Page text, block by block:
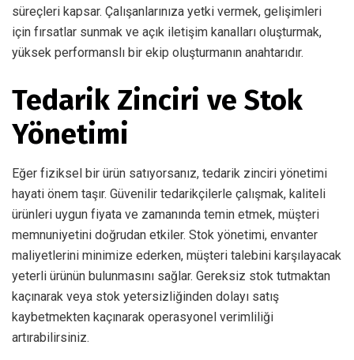
süreçleri kapsar. Çalışanlarınıza yetki vermek, gelişimleri
için fırsatlar sunmak ve açık iletişim kanalları oluşturmak,
yüksek performanslı bir ekip oluşturmanın anahtarıdır.
Tedarik Zinciri ve Stok
Yönetimi
Eğer fiziksel bir ürün satıyorsanız, tedarik zinciri yönetimi
hayati önem taşır. Güvenilir tedarikçilerle çalışmak, kaliteli
ürünleri uygun fiyata ve zamanında temin etmek, müşteri
memnuniyetini doğrudan etkiler. Stok yönetimi, envanter
maliyetlerini minimize ederken, müşteri talebini karşılayacak
yeterli ürünün bulunmasını sağlar. Gereksiz stok tutmaktan
kaçınarak veya stok yetersizliğinden dolayı satış
kaybetmekten kaçınarak operasyonel verimliliği
artırabilirsiniz.